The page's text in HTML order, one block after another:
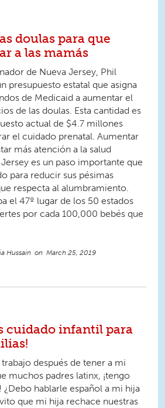
doulas para que
a las mamás
de Nueva Jersey, Phil
presupuesto estatal que asigna
de Medicaid a aumentar el
de las doulas. Esta cantidad es
actual de $4.7 millones
el cuidado prenatal. Aumentar
más atención a la salud
es un paso importante que
para reducir sus pésimas
respecta al alumbramiento.
el 47º lugar de los 50 estados
por cada 100,000 bebés que
Hussain March 25, 2019
cuidado infantil para
después de tener a mi
muchos padres latinx, ¡tengo
¿Debo hablarle español a mi hija
que mi hija rechace nuestras